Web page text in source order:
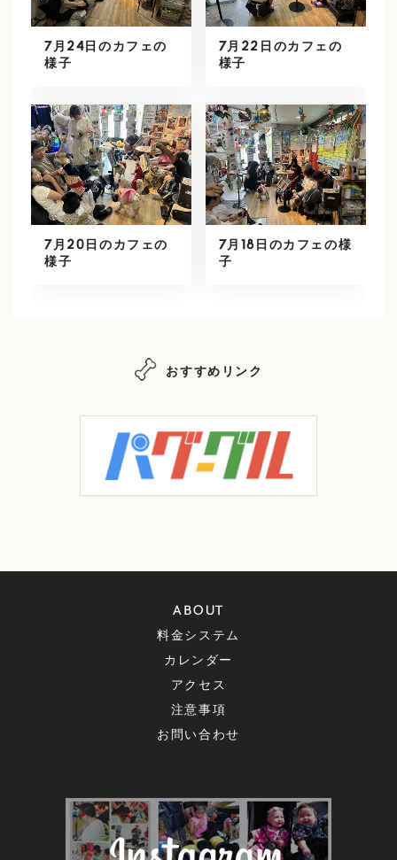
7月24日のカフェの
様子
7月22日のカフェの
様子
7月20日のカフェの
様子
7月18日のカフェの様
子
おすすめリンク
ABOUT
料金システム
カレンダー
アクセス
注意事項
お問い合わせ